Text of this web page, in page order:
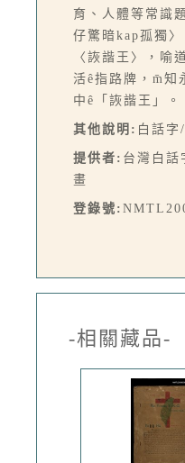
育、人體等常識
仔驚暗kap孤獨〉
〈詼諧王〉，喻
活ê指路牌，m̄知
中ê「詼諧王」
其他說明: 白話字
提供者: 台灣白話
畫
登錄號:
-相關藏品-